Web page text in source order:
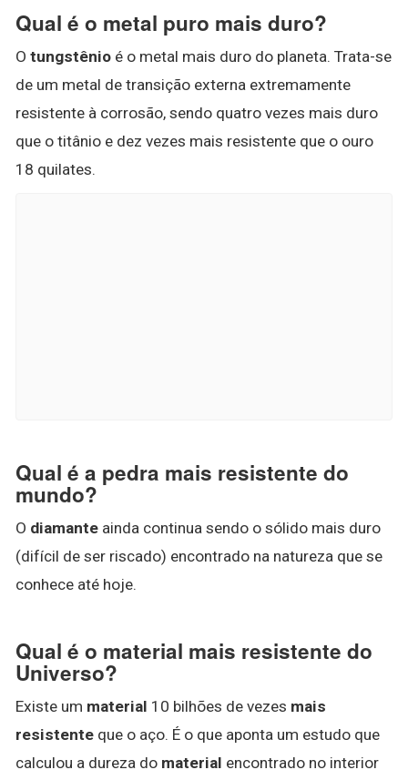
Qual é o metal puro mais duro?
O tungstênio é o metal mais duro do planeta. Trata-se
de um metal de transição externa extremamente
resistente à corrosão, sendo quatro vezes mais duro
que o titânio e dez vezes mais resistente que o ouro
18 quilates.
Qual é a pedra mais resistente do
mundo?
O diamante ainda continua sendo o sólido mais duro
(difícil de ser riscado) encontrado na natureza que se
conhece até hoje.
Qual é o material mais resistente do
Universo?
Existe um material 10 bilhões de vezes mais
resistente que o aço. É o que aponta um estudo que
calculou a dureza do material encontrado no interior